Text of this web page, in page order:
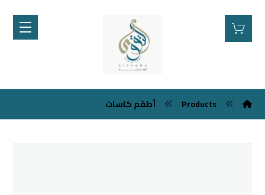
Products أطقم كاسات